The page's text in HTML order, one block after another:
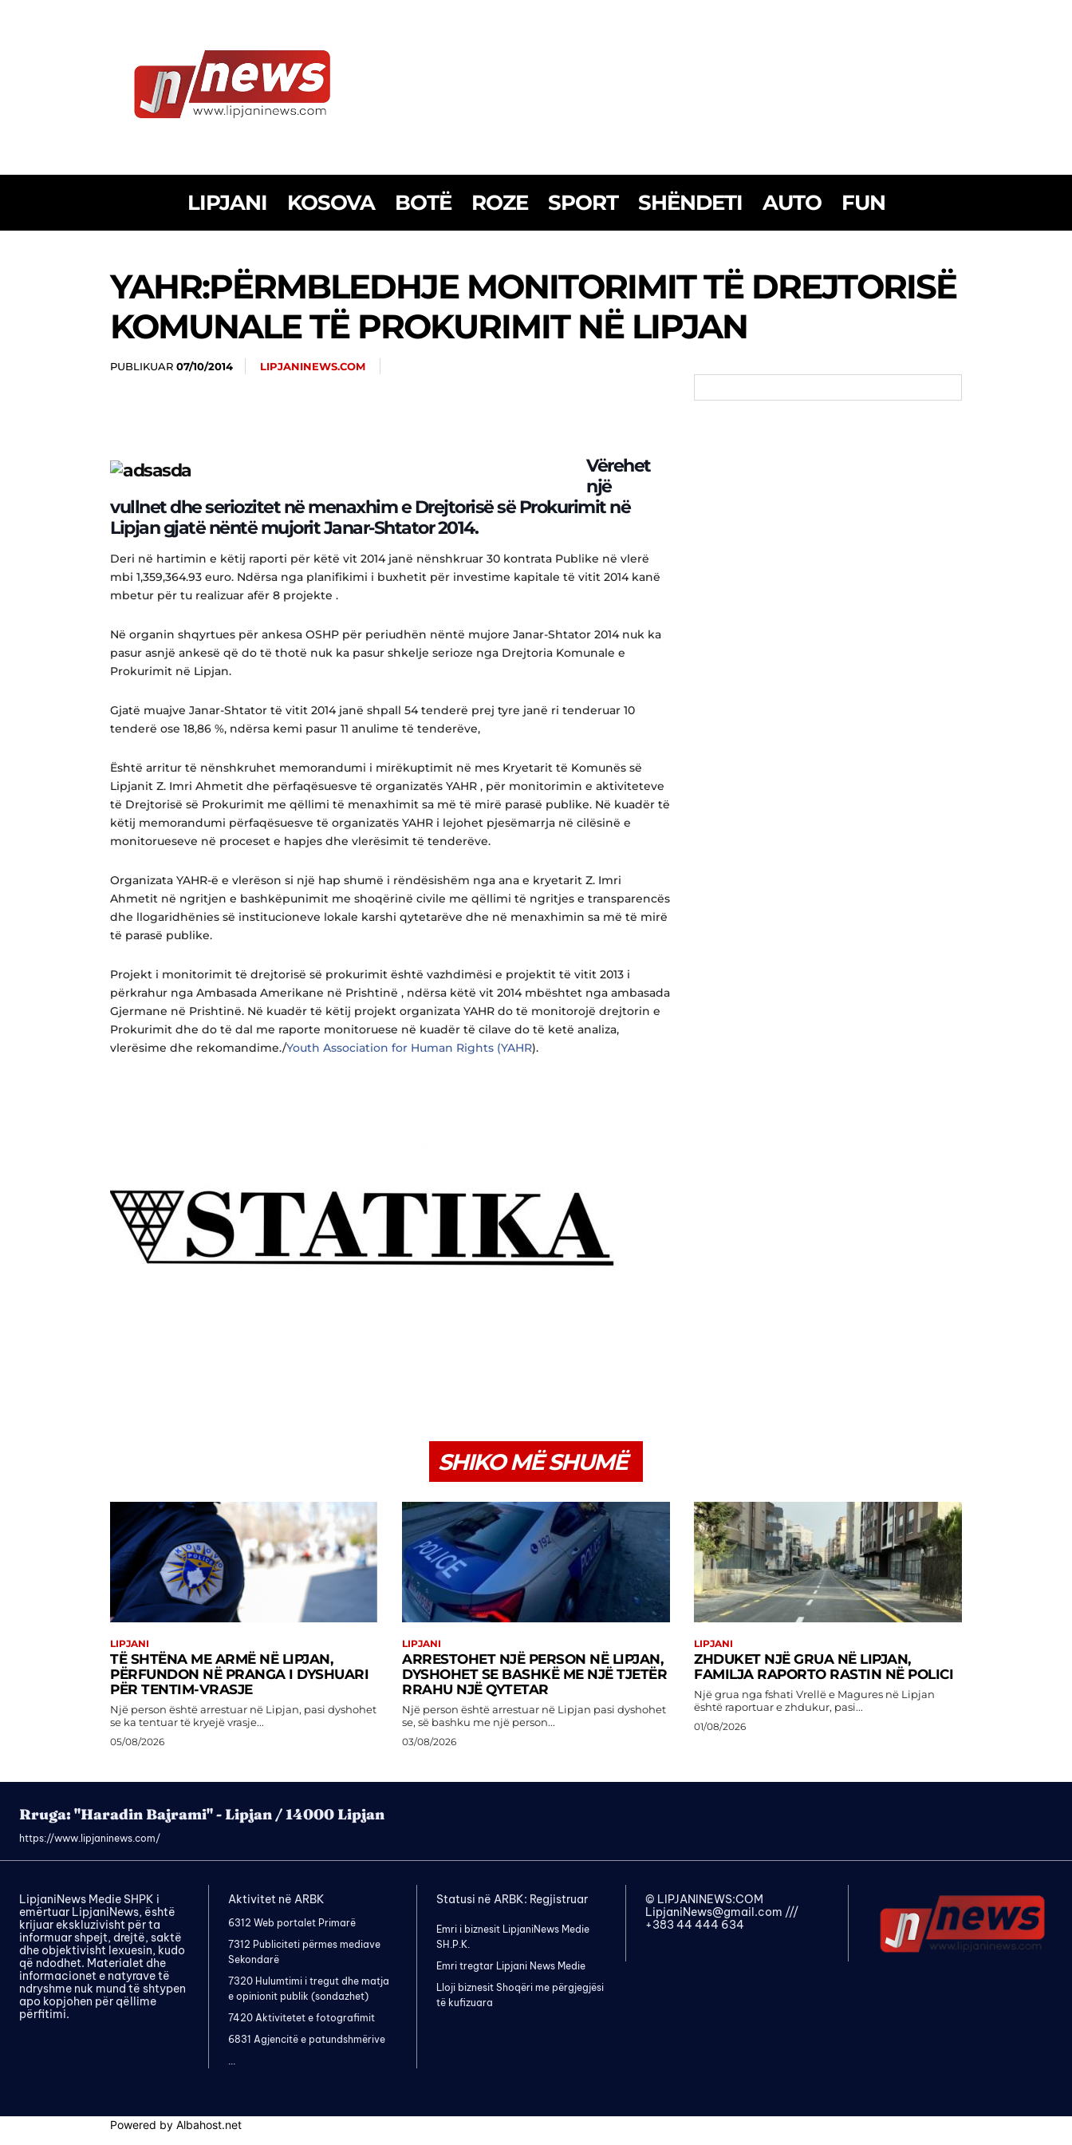
LIPJANI KOSOVA BOTË ROZE SPORT SHËNDETI AUTO FUN
YAHR:PËRMBLEDHJE MONITORIMIT TË DREJTORISË
KOMUNALE TË PROKURIMIT NË LIPJAN
PUBLIKUAR 07/10/2014 LIPJANINEWS.COM
Vërehet
një
vullnet dhe seriozitet në menaxhim e Drejtorisë së Prokurimit në
Lipjan gjatë nëntë mujorit Janar-Shtator 2014.
Deri në hartimin e këtij raporti për këtë vit 2014 janë nënshkruar 30 kontrata Publike në vlerë
mbi 1,359,364.93 euro. Ndërsa nga planifikimi i buxhetit për investime kapitale të vitit 2014 kanë
mbetur për tu realizuar afër 8 projekte .
Në organin shqyrtues për ankesa OSHP për periudhën nëntë mujore Janar-Shtator 2014 nuk ka
pasur asnjë ankesë që do të thotë nuk ka pasur shkelje serioze nga Drejtoria Komunale e
Prokurimit në Lipjan.
Gjatë muajve Janar-Shtator të vitit 2014 janë shpall 54 tenderë prej tyre janë ri tenderuar 10
tenderë ose 18,86 %, ndërsa kemi pasur 11 anulime të tenderëve,
Është arritur të nënshkruhet memorandumi i mirëkuptimit në mes Kryetarit të Komunës së
Lipjanit Z. Imri Ahmetit dhe përfaqësuesve të organizatës YAHR , për monitorimin e aktiviteteve
të Drejtorisë së Prokurimit me qëllimi të menaxhimit sa më të mirë parasë publike. Në kuadër të
këtij memorandumi përfaqësuesve të organizatës YAHR i lejohet pjesëmarrja në cilësinë e
monitorueseve në proceset e hapjes dhe vlerësimit të tenderëve.
Organizata YAHR-ë e vlerëson si një hap shumë i rëndësishëm nga ana e kryetarit Z. Imri
Ahmetit në ngritjen e bashkëpunimit me shoqërinë civile me qëllimi të ngritjes e transparencës
dhe llogaridhënies së institucioneve lokale karshi qytetarëve dhe në menaxhimin sa më të mirë
të parasë publike.
Projekt i monitorimit të drejtorisë së prokurimit është vazhdimësi e projektit të vitit 2013 i
përkrahur nga Ambasada Amerikane në Prishtinë , ndërsa këtë vit 2014 mbështet nga ambasada
Gjermane në Prishtinë. Në kuadër të këtij projekt organizata YAHR do të monitorojë drejtorin e
Prokurimit dhe do të dal me raporte monitoruese në kuadër të cilave do të ketë analiza,
vlerësime dhe rekomandime./Youth Association for Human Rights (YAHR).
SHIKO MË SHUMË
LIPJANI
TË SHTËNA ME ARMË NË LIPJAN,
PËRFUNDON NË PRANGA I DYSHUARI
PËR TENTIM-VRASJE
Një person është arrestuar në Lipjan, pasi dyshohet
se ka tentuar të kryejë vrasje...
05/08/2026
LIPJANI
ARRESTOHET NJË PERSON NË LIPJAN,
DYSHOHET SE BASHKË ME NJË TJETËR
RRAHU NJË QYTETAR
Një person është arrestuar në Lipjan pasi dyshohet
se, së bashku me një person...
03/08/2026
LIPJANI
ZHDUKET NJË GRUA NË LIPJAN,
FAMILJA RAPORTO RASTIN NË POLICI
Një grua nga fshati Vrellë e Magures në Lipjan
është raportuar e zhdukur, pasi...
01/08/2026
Rruga: "Haradin Bajrami" - Lipjan / 14000 Lipjan
https://www.lipjaninews.com/
LipjaniNews Medie SHPK i
emërtuar LipjaniNews, është
krijuar ekskluzivisht për ta
informuar shpejt, drejtë, saktë
dhe objektivisht lexuesin, kudo
që ndodhet. Materialet dhe
informacionet e natyrave të
ndryshme nuk mund të shtypen
apo kopjohen për qëllime
përfitimi.
Aktivitet në ARBK
6312 Web portalet Primarë
7312 Publiciteti përmes mediave
Sekondarë
7320 Hulumtimi i tregut dhe matja
e opinionit publik (sondazhet)
7420 Aktivitetet e fotografimit
6831 Agjencitë e patundshmërive
Statusi në ARBK: Regjistruar
Emri i biznesit LipjaniNews Medie
SH.P.K.
Emri tregtar Lipjani News Medie
Lloji biznesit Shoqëri me përgjegjësi
të kufizuara
© LIPJANINEWS:COM
LipjaniNews@gmail.com ///
+383 44 444 634
Powered by Albahost.net